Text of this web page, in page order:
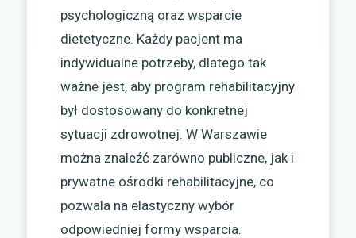
psychologiczną oraz wsparcie
dietetyczne. Każdy pacjent ma
indywidualne potrzeby, dlatego tak
ważne jest, aby program rehabilitacyjny
był dostosowany do konkretnej
sytuacji zdrowotnej. W Warszawie
można znaleźć zarówno publiczne, jak i
prywatne ośrodki rehabilitacyjne, co
pozwala na elastyczny wybór
odpowiedniej formy wsparcia.